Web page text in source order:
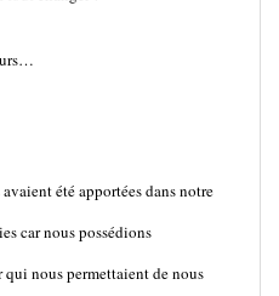
été apportées dans notre
car nous possédions
qui nous permettaient de nous